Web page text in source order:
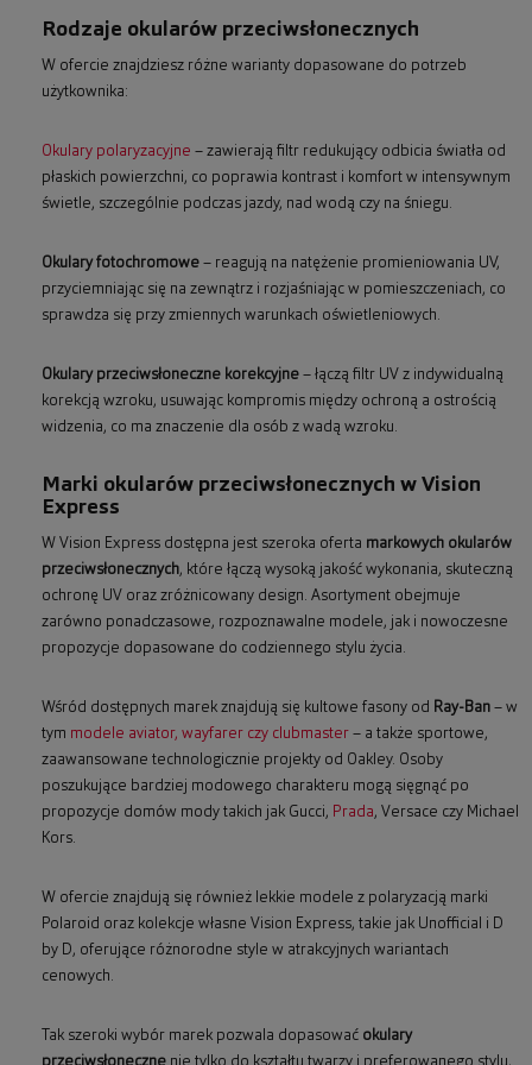
Rodzaje okularów przeciwsłonecznych
W ofercie znajdziesz różne warianty dopasowane do potrzeb
użytkownika:
Okulary polaryzacyjne – zawierają filtr redukujący odbicia światła od
płaskich powierzchni, co poprawia kontrast i komfort w intensywnym
świetle, szczególnie podczas jazdy, nad wodą czy na śniegu.
Okulary fotochromowe – reagują na natężenie promieniowania UV,
przyciemniając się na zewnątrz i rozjaśniając w pomieszczeniach, co
sprawdza się przy zmiennych warunkach oświetleniowych.
Okulary przeciwsłoneczne korekcyjne – łączą filtr UV z indywidualną
korekcją wzroku, usuwając kompromis między ochroną a ostrością
widzenia, co ma znaczenie dla osób z wadą wzroku.
Marki okularów przeciwsłonecznych w Vision
Express
W Vision Express dostępna jest szeroka oferta markowych okularów
przeciwsłonecznych, które łączą wysoką jakość wykonania, skuteczną
ochronę UV oraz zróżnicowany design. Asortyment obejmuje
zarówno ponadczasowe, rozpoznawalne modele, jak i nowoczesne
propozycje dopasowane do codziennego stylu życia.
Wśród dostępnych marek znajdują się kultowe fasony od Ray-Ban – w
tym modele aviator, wayfarer czy clubmaster – a także sportowe,
zaawansowane technologicznie projekty od Oakley. Osoby
poszukujące bardziej modowego charakteru mogą sięgnąć po
propozycje domów mody takich jak Gucci, Prada, Versace czy Michael
Kors.
W ofercie znajdują się również lekkie modele z polaryzacją marki
Polaroid oraz kolekcje własne Vision Express, takie jak Unofficial i D
by D, oferujące różnorodne style w atrakcyjnych wariantach
cenowych.
Tak szeroki wybór marek pozwala dopasować okulary